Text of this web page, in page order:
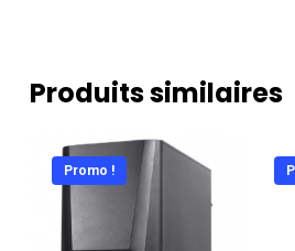
Produits similaires
Promo !